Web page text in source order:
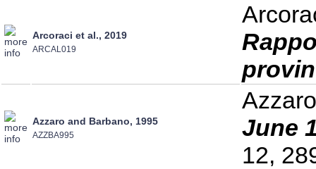
Arcoraci et al., 2019
ARCAL019
Azzaro and Barbano, 1995
AZZBA995
June
12,